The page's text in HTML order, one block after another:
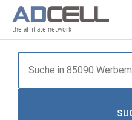
the affiliate network